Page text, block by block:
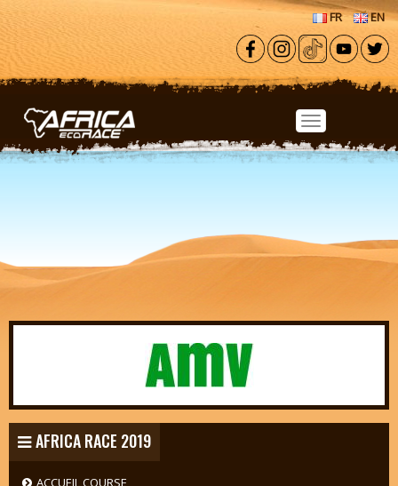
Aller au contenu principal
FR EN
AFRICA RACE 2019
ACCUEIL COURSE